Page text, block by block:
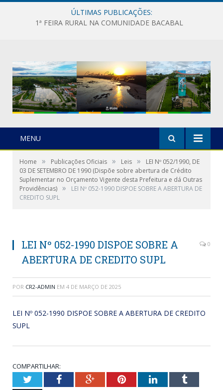
ÚLTIMAS PUBLICAÇÕES:
1ª FEIRA RURAL NA COMUNIDADE BACABAL
MENU
Home » Publicações Oficiais » Leis »
LEI Nº 052/1990, DE
03 DE SETEMBRO DE 1990 (Dispõe sobre abertura de Crédito
Suplementar no Orçamento Vigente desta Prefeitura e dá Outras
Providências) »
LEI Nº 052-1990 DISPOE SOBRE A ABERTURA DE
CREDITO SUPL
LEI Nº 052-1990 DISPOE SOBRE A
ABERTURA DE CREDITO SUPL
0
POR CR2-ADMIN EM 4 DE MARÇO DE 2025
LEI Nº 052-1990 DISPOE SOBRE A ABERTURA DE CREDITO
SUPL
COMPARTILHAR:
TwitterFacebookGoogle+PinterestLinkedInTumblr